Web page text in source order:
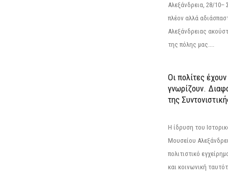
Αλεξάνδρεια, 28/
πλέον αλλά
Αλεξάνδρειας
της πόλης μας....
Οι πολίτες
γνωρίζουν.
της
Η ίδρυση του
Μουσείου
πολιτιστικό
και κοινωνική